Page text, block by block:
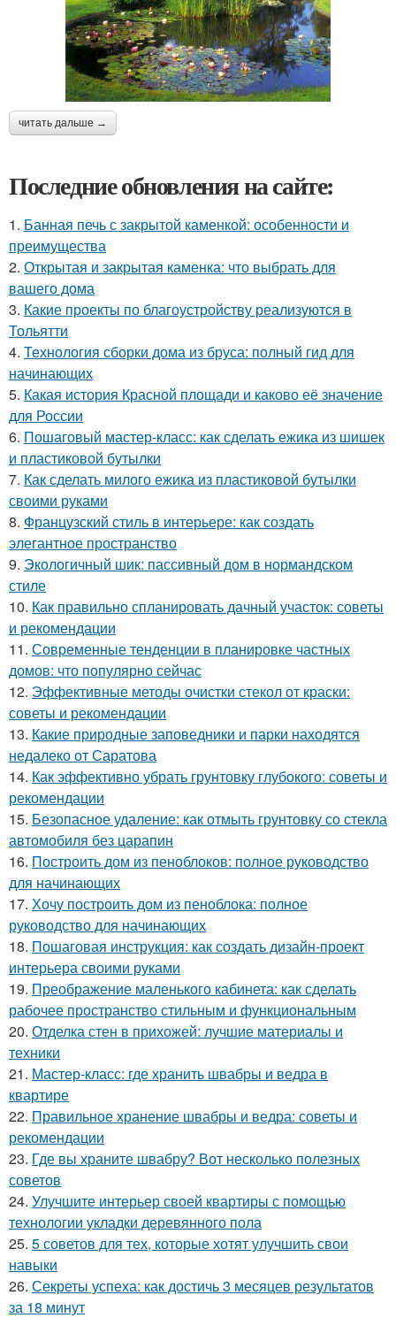
читать дальше →
Последние обновления на сайте:
1. Банная печь с закрытой каменкой: особенности и
преимущества
2. Открытая и закрытая каменка: что выбрать для
вашего дома
3. Какие проекты по благоустройству реализуются в
Тольятти
4. Технология сборки дома из бруса: полный гид для
начинающих
5. Какая история Красной площади и каково её значение
для России
6. Пошаговый мастер-класс: как сделать ежика из шишек
и пластиковой бутылки
7. Как сделать милого ежика из пластиковой бутылки
своими руками
8. Французский стиль в интерьере: как создать
элегантное пространство
9. Экологичный шик: пассивный дом в нормандском
стиле
10. Как правильно спланировать дачный участок: советы
и рекомендации
11. Современные тенденции в планировке частных
домов: что популярно сейчас
12. Эффективные методы очистки стекол от краски:
советы и рекомендации
13. Какие природные заповедники и парки находятся
недалеко от Саратова
14. Как эффективно убрать грунтовку глубокого: советы и
рекомендации
15. Безопасное удаление: как отмыть грунтовку со стекла
автомобиля без царапин
16. Построить дом из пеноблоков: полное руководство
для начинающих
17. Хочу построить дом из пеноблока: полное
руководство для начинающих
18. Пошаговая инструкция: как создать дизайн-проект
интерьера своими руками
19. Преображение маленького кабинета: как сделать
рабочее пространство стильным и функциональным
20. Отделка стен в прихожей: лучшие материалы и
техники
21. Мастер-класс: где хранить швабры и ведра в
квартире
22. Правильное хранение швабры и ведра: советы и
рекомендации
23. Где вы храните швабру? Вот несколько полезных
советов
24. Улучшите интерьер своей квартиры с помощью
технологии укладки деревянного пола
25. 5 советов для тех, которые хотят улучшить свои
навыки
26. Секреты успеха: как достичь 3 месяцев результатов
за 18 минут